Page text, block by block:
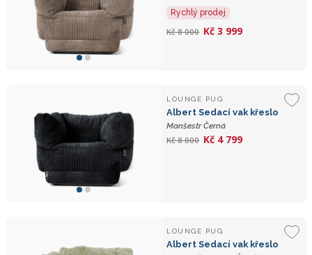
Rychlý prodej
Kč 8 000 Kč 3 999
LOUNGE PUG
Albert Sedací vak křeslo
Manšestr Černá
Kč 8 000 Kč 4 799
LOUNGE PUG
Albert Sedací vak křeslo